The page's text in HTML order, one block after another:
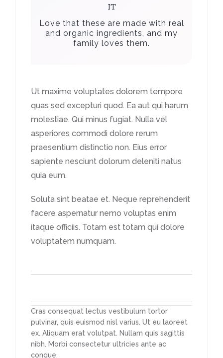
IT
Love that these are made with real
and organic ingredients, and my
family loves them.
Ut maxime voluptates dolorem tempore
quas sed excepturi quod. Ea aut qui harum
molestiae. Qui minus fugiat. Nulla vel
asperiores commodi dolore rerum
praesentium distinctio non. Eius error
sapiente nesciunt dolorum deleniti natus
quia eum.
Soluta sint beatae et. Neque reprehenderit
facere aspernatur nemo voluptas enim
itaque officiis. Totam est totam qui dolore
voluptatem numquam.
Cras consequat lectus vestibulum tortor
pulvinar, quis euismod nisl varius. Ut eu laoreet
ex. Aliquam erat volutpat. Nullam quis sagittis
nibh. Morbi consectetur ultricies ante ac
congue.